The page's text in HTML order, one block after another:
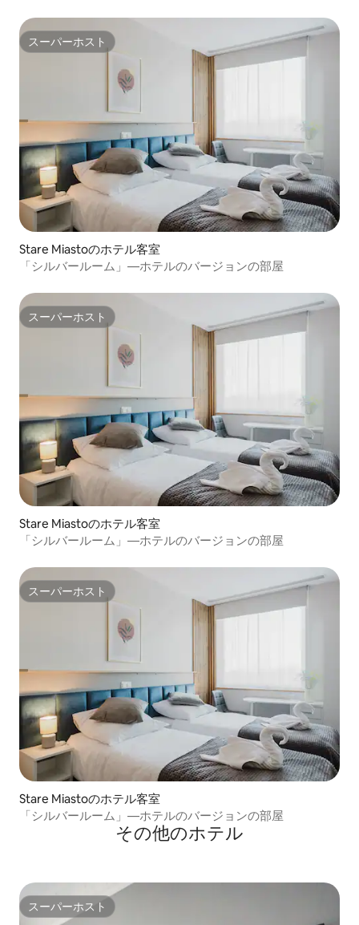
スーパーホスト
スーパーホスト
Stare Miastoのホテル客室
「シルバールーム」—ホテルのバージョンの部屋
スーパーホスト
スーパーホスト
Stare Miastoのホテル客室
「シルバールーム」—ホテルのバージョンの部屋
スーパーホスト
スーパーホスト
Stare Miastoのホテル客室
「シルバールーム」—ホテルのバージョンの部屋
その他のホテル
スーパーホスト
スーパーホスト